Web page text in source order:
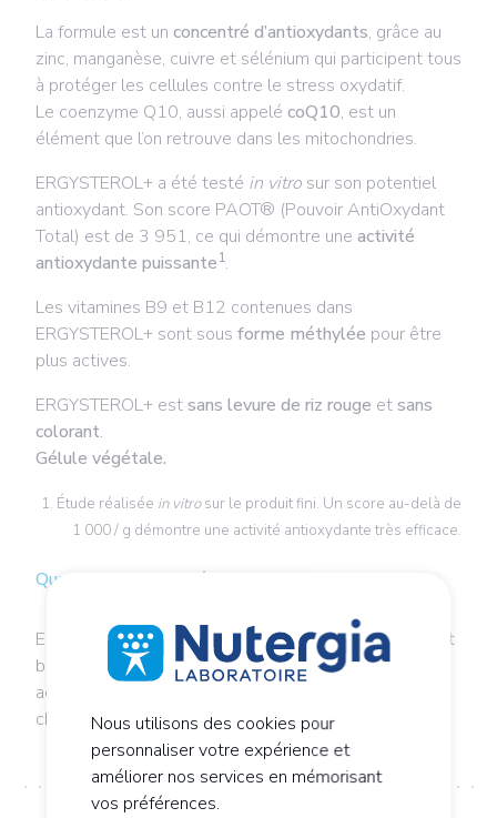
La formule est un concentré d’antioxydants, grâce au
zinc, manganèse, cuivre et sélénium qui participent tous
à protéger les cellules contre le stress oxydatif.
Le coenzyme Q10, aussi appelé coQ10, est un
élément que l’on retrouve dans les mitochondries.
ERGYSTEROL+ a été testé in vitro sur son potentiel
antioxydant. Son score PAOT® (Pouvoir AntiOxydant
Total) est de 3 951, ce qui démontre une activité
antioxydante puissante1.
Les vitamines B9 et B12 contenues dans
ERGYSTEROL+ sont sous forme méthylée pour être
plus actives.
ERGYSTEROL+ estsans levure de riz rouge etsans
colorant.
Gélule végétale.
1. Étude réalisée in vitrosur le produit fini. Un score au-delà de
1 000 / g démontre une activité antioxydante très efficace.
Quand est-il conseillé ?
ERGYSTEROL+ est conseillé pour les personnes ayant
besoin de maintenir un taux de cholestérol normal. En
accompagnement des personnes ayant un taux de
cholestérol élevé.
Nous utilisons des cookies pour
personnaliser votre expérience et
améliorer nos services en mémorisant
vos préférences.